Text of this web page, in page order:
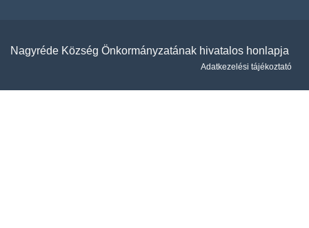
Nagyréde Község Önkormányzatának hivatalos honlapja
Adatkezelési tájékoztató